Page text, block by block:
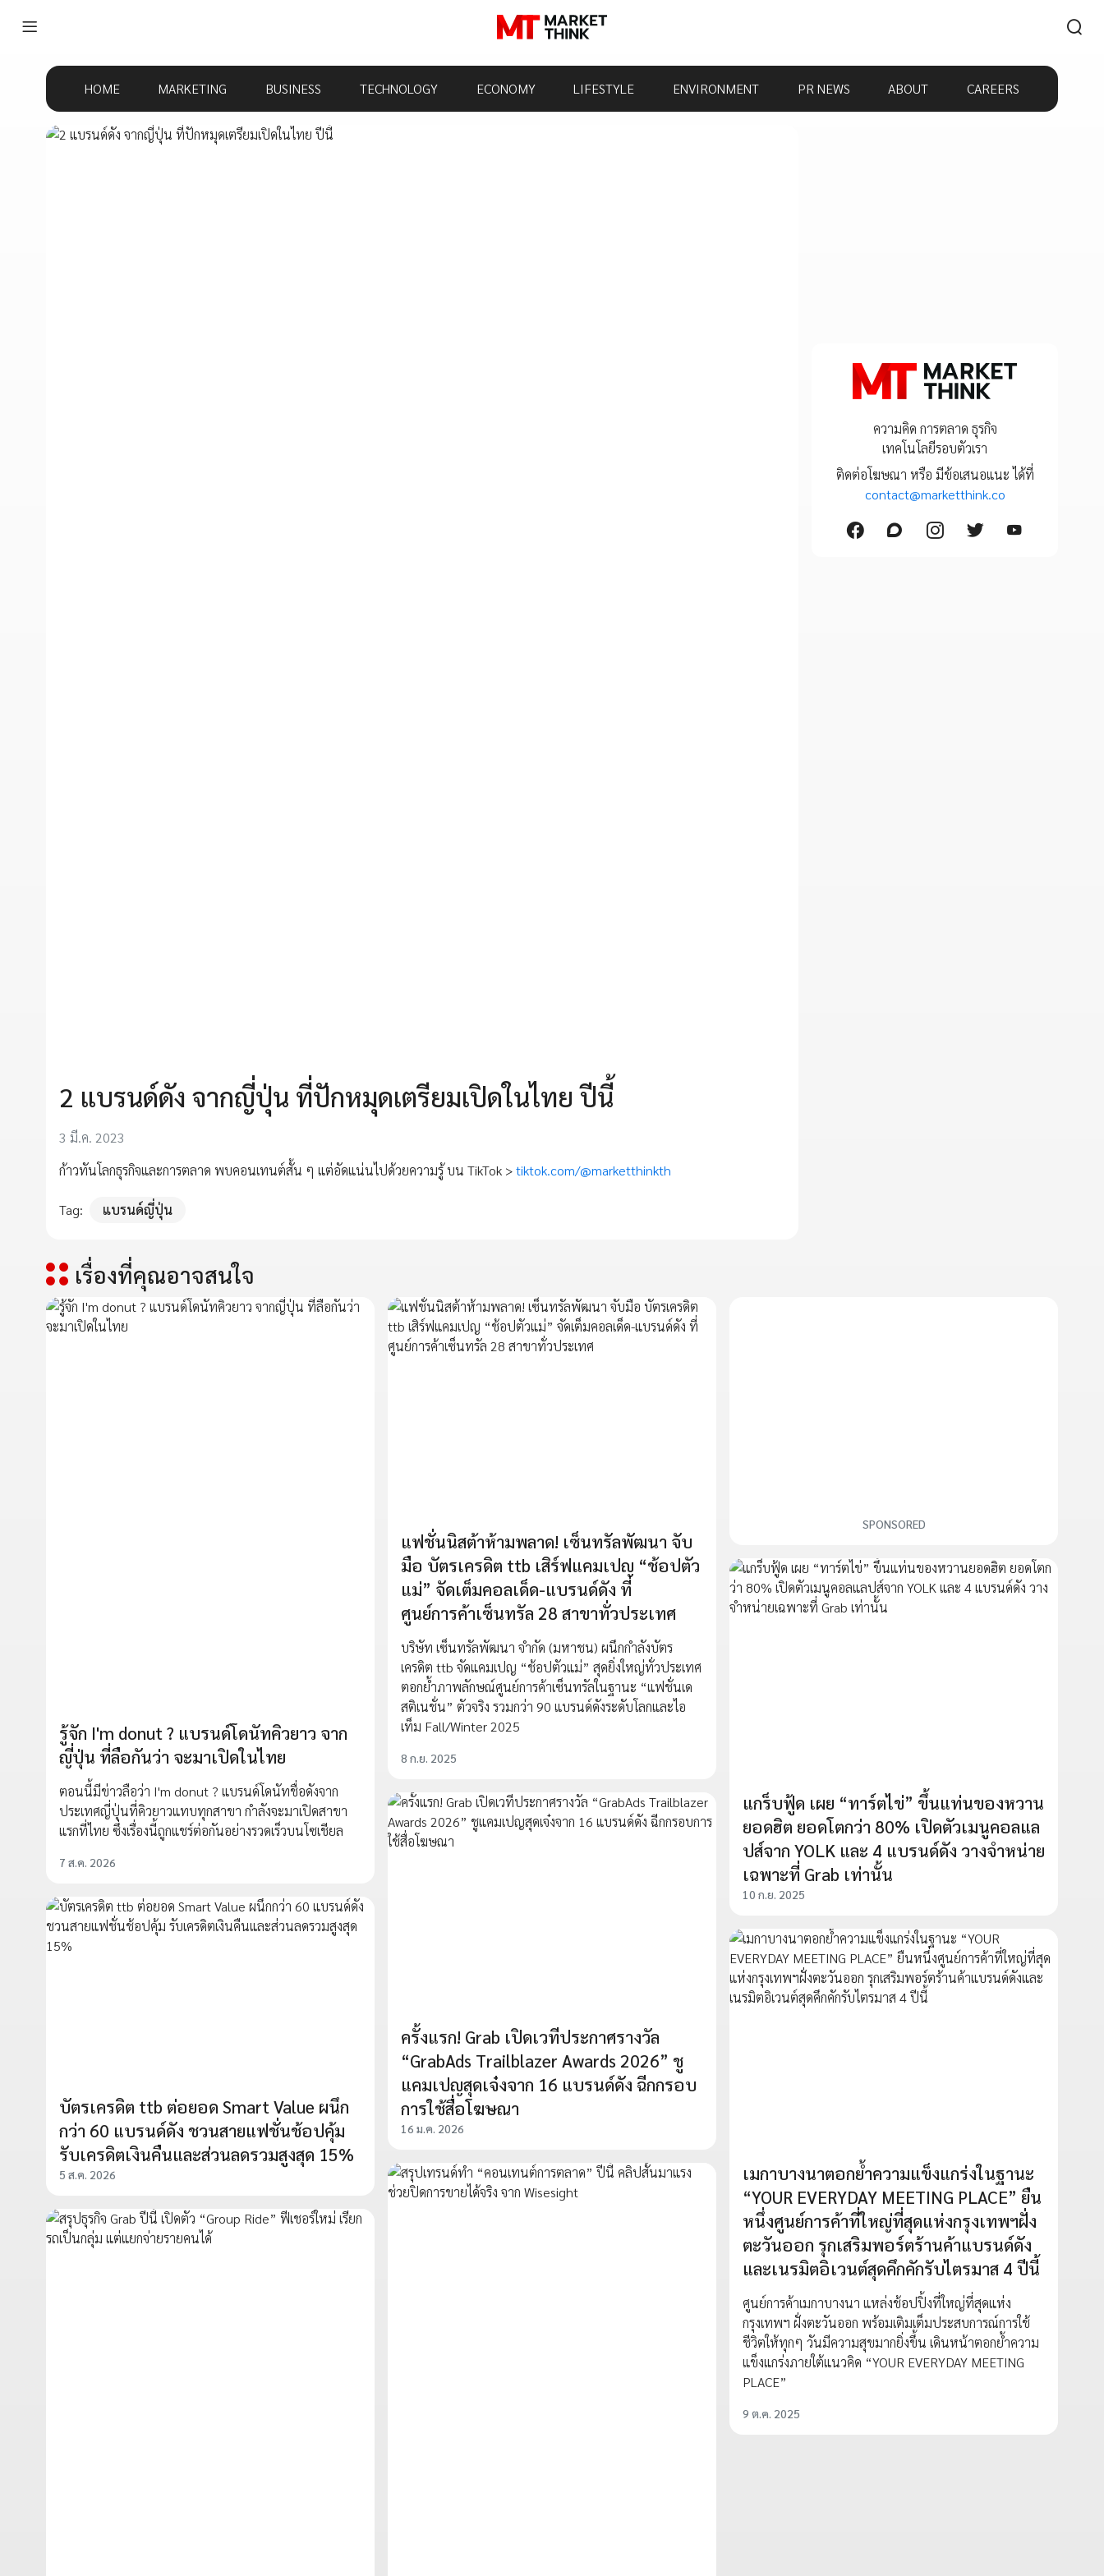
HOME MARKETING BUSINESS TECHNOLOGY ECONOMY LIFESTYLE ENVIRONMENT PR NEWS ABOUT CAREERS
2 แบรนด์ดัง จากญี่ปุ่น ที่ปักหมุดเตรียมเปิดในไทย ปีนี้
3 มี.ค. 2023
ก้าวทันโลกธุรกิจและการตลาด พบคอนเทนต์สั้น ๆ แต่อัดแน่นไปด้วยความรู้ บน TikTok >tiktok.com/@marketthinkth
Tag: แบรนด์ญี่ปุ่น
ความคิด การตลาด ธุรกิจ
เทคโนโลยีรอบตัวเรา
ติดต่อโฆษณา หรือ มีข้อเสนอแนะ ได้ที่
contact@marketthink.co
เรื่องที่คุณอาจสนใจ
รู้จัก I'm donut ? แบรนด์โดนัทคิวยาว จาก
ญี่ปุ่น ที่ลือกันว่า จะมาเปิดในไทย
ตอนนี้มีข่าวลือว่า I'm donut ? แบรนด์โดนัทชื่อดังจาก
ประเทศญี่ปุ่นที่คิวยาวแทบทุกสาขา กำลังจะมาเปิดสาขา
แรกที่ไทย ซึ่งเรื่องนี้ถูกแชร์ต่อกันอย่างรวดเร็วบนโซเชียล
7 ส.ค. 2026
แฟชั่นนิสต้าห้ามพลาด! เซ็นทรัลพัฒนา จับ
มือ บัตรเครดิต ttb เสิร์ฟแคมเปญ “ช้อปตัว
แม่” จัดเต็มคอลเด็ด-แบรนด์ดัง ที่
ศูนย์การค้าเซ็นทรัล 28 สาขาทั่วประเทศ
บริษัท เซ็นทรัลพัฒนา จำกัด (มหาชน) ผนึกกำลังบัตร
เครดิต ttb จัดแคมเปญ “ช้อปตัวแม่” สุดยิ่งใหญ่ทั่วประเทศ
ตอกย้ำภาพลักษณ์ศูนย์การค้าเซ็นทรัลในฐานะ “แฟชั่นเด
สติเนชั่น” ตัวจริง รวมกว่า 90 แบรนด์ดังระดับโลกและไอ
เท็ม Fall/Winter 2025
8 ก.ย. 2025
SPONSORED
แกร็บฟู้ด เผย “ทาร์ตไข่” ขึ้นแท่นของหวาน
ยอดฮิต ยอดโตกว่า 80% เปิดตัวเมนูคอลแล
ปส์จาก YOLK และ 4 แบรนด์ดัง วางจำหน่าย
เฉพาะที่ Grab เท่านั้น
10 ก.ย. 2025
ครั้งแรก! Grab เปิดเวทีประกาศรางวัล
“GrabAds Trailblazer Awards 2026” ชู
แคมเปญสุดเจ๋งจาก 16 แบรนด์ดัง ฉีกกรอบ
การใช้สื่อโฆษณา
16 ม.ค. 2026
บัตรเครดิต ttb ต่อยอด Smart Value ผนึก
กว่า 60 แบรนด์ดัง ชวนสายแฟชั่นช้อปคุ้ม
รับเครดิตเงินคืนและส่วนลดรวมสูงสุด 15%
5 ส.ค. 2026
เมกาบางนาตอกย้ำความแข็งแกร่งในฐานะ
“YOUR EVERYDAY MEETING PLACE” ยืน
หนึ่งศูนย์การค้าที่ใหญ่ที่สุดแห่งกรุงเทพฯฝั่ง
ตะวันออก รุกเสริมพอร์ตร้านค้าแบรนด์ดัง
และเนรมิตอิเวนต์สุดคึกคักรับไตรมาส 4 ปีนี้
ศูนย์การค้าเมกาบางนา แหล่งช้อปปิ้งที่ใหญ่ที่สุดแห่ง
กรุงเทพฯ ฝั่งตะวันออก พร้อมเติมเต็มประสบการณ์การใช้
ชีวิตให้ทุกๆ วันมีความสุขมากยิ่งขึ้น เดินหน้าตอกย้ำความ
แข็งแกร่งภายใต้แนวคิด “YOUR EVERYDAY MEETING
PLACE”
9 ต.ค. 2025